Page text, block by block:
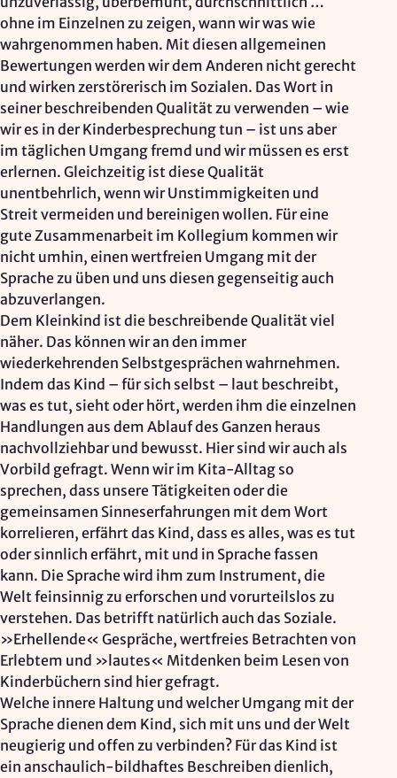
ohne im Einzelnen zu zeigen, wann wir was wie
wahrgenommen haben. Mit diesen allgemeinen
Bewertungen werden wir dem Anderen nicht gerecht
und wirken zerstörerisch im Sozialen. Das Wort in
seiner beschreibenden Qualität zu verwenden – wie
wir es in der Kinderbesprechung tun – ist uns aber
im täglichen Umgang fremd und wir müssen es erst
erlernen. Gleichzeitig ist diese Qualität
unentbehrlich, wenn wir Unstimmigkeiten und
Streit vermeiden und bereinigen wollen. Für eine
gute Zusammenarbeit im Kollegium kommen wir
nicht umhin, einen wertfreien Umgang mit der
Sprache zu üben und uns diesen gegenseitig auch
abzuverlangen.
Dem Kleinkind ist die beschreibende Qualität viel
näher. Das können wir an den immer
wiederkehrenden Selbstgesprächen wahrnehmen.
Indem das Kind – für sich selbst – laut beschreibt,
was es tut, sieht oder hört, werden ihm die einzelnen
Handlungen aus dem Ablauf des Ganzen heraus
nachvollziehbar und bewusst. Hier sind wir auch als
Vorbild gefragt. Wenn wir im Kita-Alltag so
sprechen, dass unsere Tätigkeiten oder die
gemeinsamen Sinneserfahrungen mit dem Wort
korrelieren, erfährt das Kind, dass es alles, was es tut
oder sinnlich erfährt, mit und in Sprache fassen
kann. Die Sprache wird ihm zum Instrument, die
Welt feinsinnig zu erforschen und vorurteilslos zu
verstehen. Das betrifft natürlich auch das Soziale.
»Erhellende« Gespräche, wertfreies Betrachten von
Erlebtem und »lautes« Mitdenken beim Lesen von
Kinderbüchern sind hier gefragt.
Welche innere Haltung und welcher Umgang mit der
Sprache dienen dem Kind, sich mit uns und der Welt
neugierig und offen zu verbinden? Für das Kind ist
ein anschaulich-bildhaftes Beschreiben dienlich,